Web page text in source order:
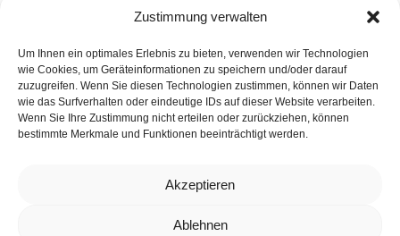
Zustimmung verwalten
Um Ihnen ein optimales Erlebnis zu bieten, verwenden wir Technologien
wie Cookies, um Geräteinformationen zu speichern und/oder darauf
zuzugreifen. Wenn Sie diesen Technologien zustimmen, können wir Daten
wie das Surfverhalten oder eindeutige IDs auf dieser Website verarbeiten.
Wenn Sie Ihre Zustimmung nicht erteilen oder zurückziehen, können
bestimmte Merkmale und Funktionen beeinträchtigt werden.
Akzeptieren
Ablehnen
Kategorien
Vergangene Veranstaltungen